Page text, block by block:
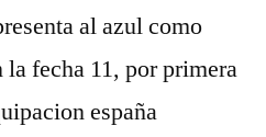
al azul como
fecha 11, por primera
españa